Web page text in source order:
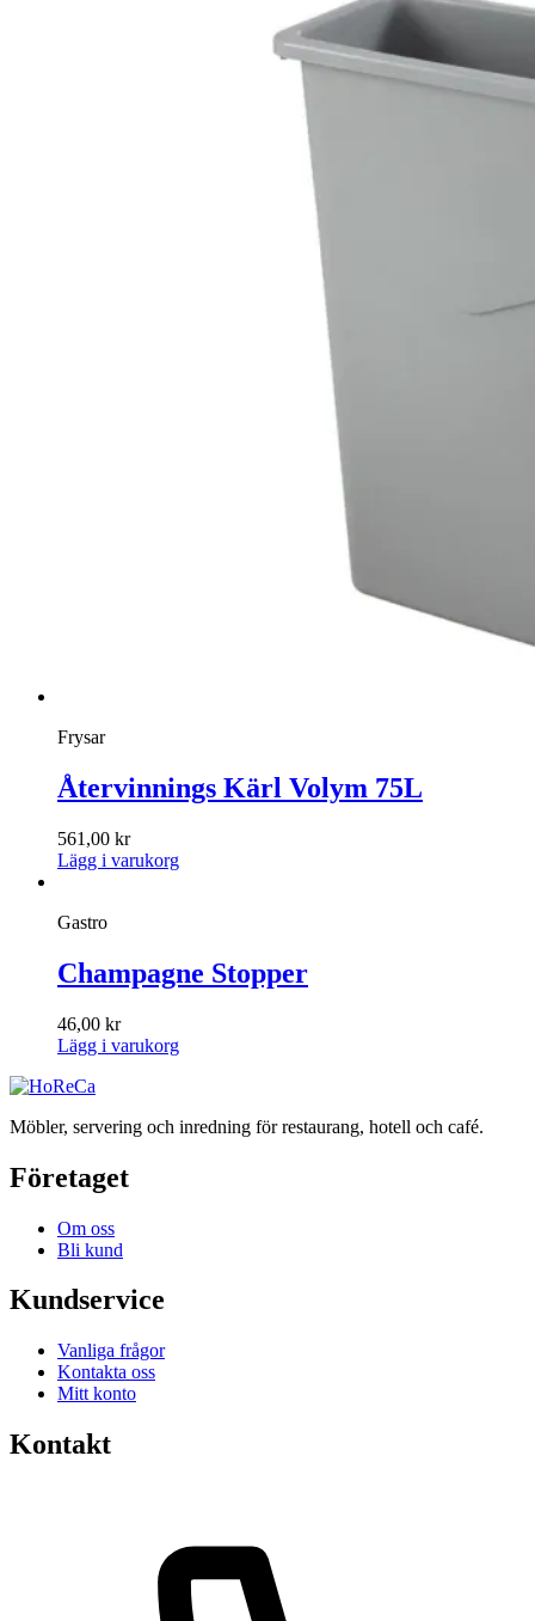
Frysar
Återvinnings Kärl Volym 75L
561,00 kr
Lägg i varukorg
Gastro
Champagne Stopper
46,00 kr
Lägg i varukorg
Möbler, servering och inredning för restaurang, hotell och café.
Företaget
Om oss
Bli kund
Kundservice
Vanliga frågor
Kontakta oss
Mitt konto
Kontakt